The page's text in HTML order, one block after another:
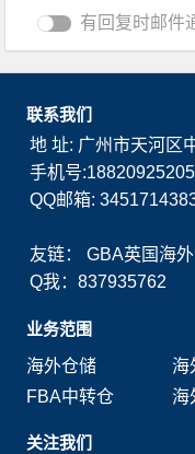
有回复时邮件
联系我们
地 址: 广州市天河区
手机号
QQ邮箱:
友链：GBA英国海
Q我：837935762
业务范围
海外仓储
海
FBA中转仓
海
关注我们